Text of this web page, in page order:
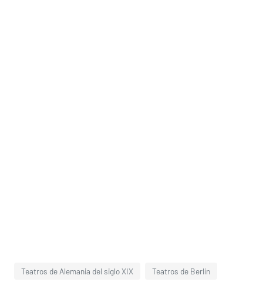
Teatros de Alemania del siglo XIX Teatros de Berlín